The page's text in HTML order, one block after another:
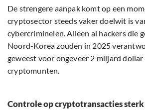
De strengere aanpak komt op een
cryptosector steeds vaker doelwit is
cybercriminelen. Alleen al hackers die
Noord-Korea zouden in 2025
geweest voor ongeveer 2 miljard dollar
cryptomunten.
Controle op cryptotransacties